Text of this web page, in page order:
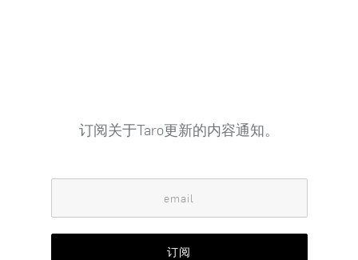
订阅关于Taro更新的内容通知。
订阅